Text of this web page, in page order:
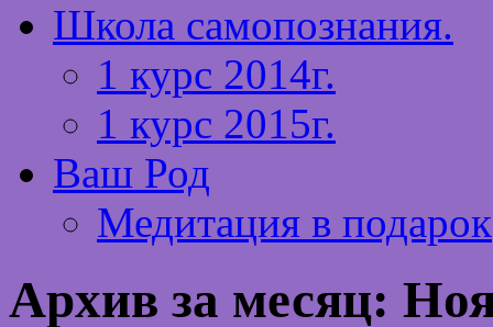
Школа самопознания.
1 курс 2014г.
1 курс 2015г.
Ваш Род
Медитация в подарок
Архив за месяц: